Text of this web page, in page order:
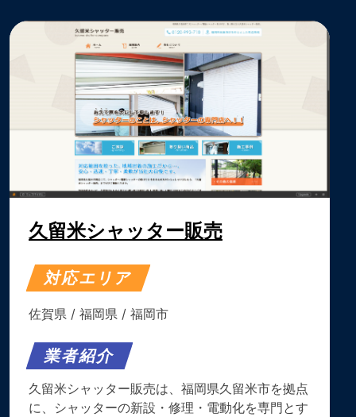
久留米シャッター販売
対応エリア
佐賀県 / 福岡県 / 福岡市
業者紹介
久留米シャッター販売は、福岡県久留米市を拠点
に、シャッターの新設・修理・電動化を専門とす